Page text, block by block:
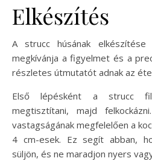
Elkészítés
A strucc húsának elkészítése
megkívánja a figyelmet és a
részletes útmutatót adnak az
Első lépésként a strucc
megtisztítani, majd
vastagságának megfelelően a
4 cm-esek. Ez segít abban,
süljön, és ne maradjon nyers